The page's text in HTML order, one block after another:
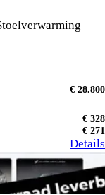
€ 28.800
€ 328
€ 271
Details